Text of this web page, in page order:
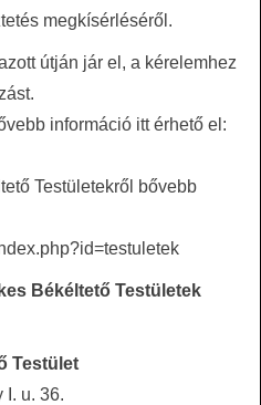
megkísérléséről.
útján jár el, a kérelemhez
információ itt érhető el:
Testületekről bővebb
Békéltető Testületek
Testület
I. u. 36.